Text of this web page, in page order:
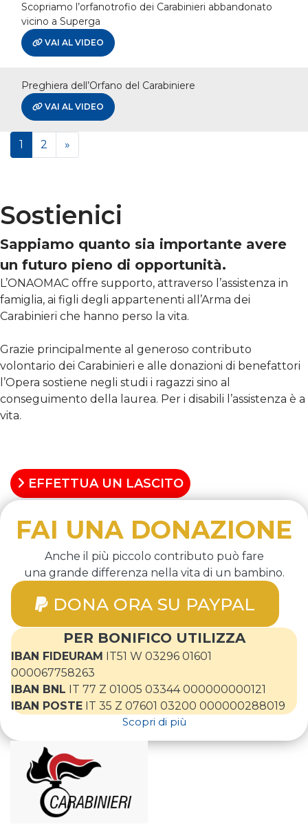
Scopriamo l’orfanotrofio dei Carabinieri abbandonato
vicino a Superga
VAI AL VIDEO
Preghiera dell’Orfano del Carabiniere
VAI AL VIDEO
1 2 »
Sostienici
Sappiamo quanto sia importante avere
un futuro pieno di opportunità.
L’ONAOMAC offre supporto, attraverso l’assistenza in
famiglia, ai figli degli appartenenti all’Arma dei
Carabinieri che hanno perso la vita.
Grazie principalmente al generoso contributo
volontario dei Carabinieri e alle donazioni di benefattori
l’Opera sostiene negli studi i ragazzi sino al
conseguimento della laurea. Per i disabili l’assistenza è a
vita.
EFFETTUA UN LASCITO
FAI UNA DONAZIONE
Anche il più piccolo contributo può fare
una grande differenza nella vita di un bambino.
DONA ORA SU PAYPAL
PER BONIFICO UTILIZZA
IBAN FIDEURAM IT51 W 03296 01601
000067758263
IBAN BNL IT 77 Z 01005 03344 000000000121
IBAN POSTE IT 35 Z 07601 03200 000000288019
Scopri di più